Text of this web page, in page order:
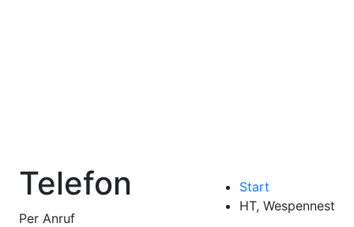
Telefon
Per Anruf
Start
HT, Wespennest